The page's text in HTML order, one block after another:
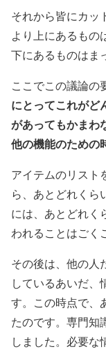
それから皆にカッ
より上にあるもの
下にあるものはま
ここでこの議論の
にとってこれがど
があってもかまわ
他の機能のための
アイテムのリスト
ら、あとどれくら
には、あとどれく
われることはごく
その後は、他の人
しているあいだ、
す。この時点で、
たのです。専門知
しました。必要な